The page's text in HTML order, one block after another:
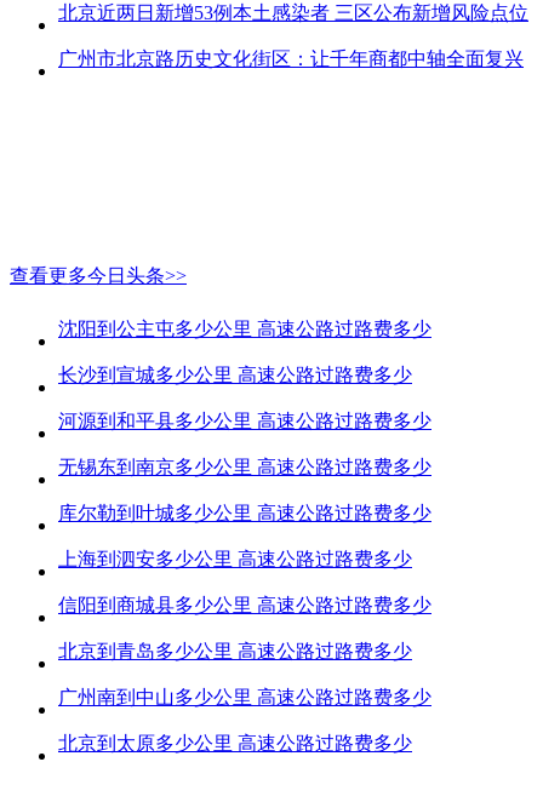
北京近两日新增53例本土感染者 三区公布新增风险点位
广州市北京路历史文化街区：让千年商都中轴全面复兴
查看更多今日头条>>
沈阳到公主屯多少公里 高速公路过路费多少
长沙到宣城多少公里 高速公路过路费多少
河源到和平县多少公里 高速公路过路费多少
无锡东到南京多少公里 高速公路过路费多少
库尔勒到叶城多少公里 高速公路过路费多少
上海到泗安多少公里 高速公路过路费多少
信阳到商城县多少公里 高速公路过路费多少
北京到青岛多少公里 高速公路过路费多少
广州南到中山多少公里 高速公路过路费多少
北京到太原多少公里 高速公路过路费多少